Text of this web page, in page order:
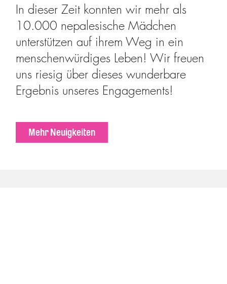
In dieser Zeit konnten wir mehr als
10.000 nepalesische Mädchen
unterstützen auf ihrem Weg in ein
menschenwürdiges Leben! Wir freuen
uns riesig über dieses wunderbare
Ergebnis unseres Engagements!
Mehr Neuigkeiten